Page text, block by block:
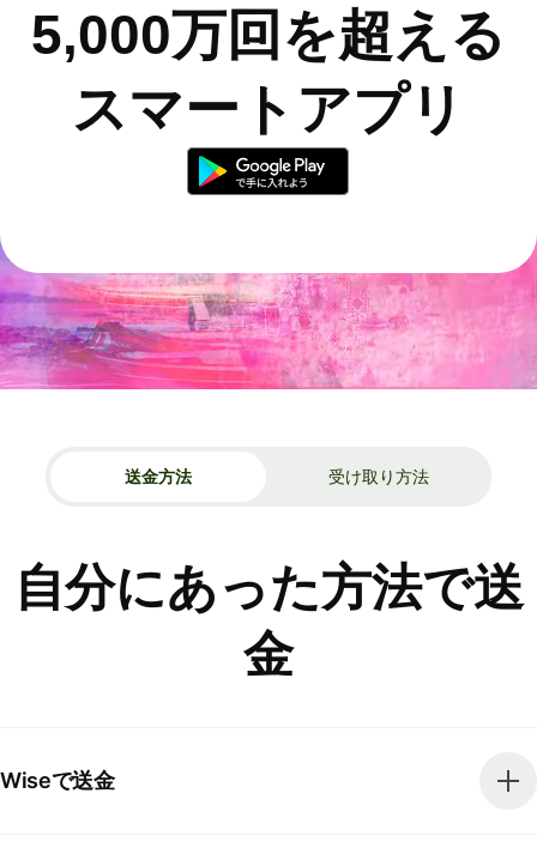
5,000万回を超える
スマートアプリ
送金方法 受け取り方法
自分にあった方法で送
金
Wiseで送金